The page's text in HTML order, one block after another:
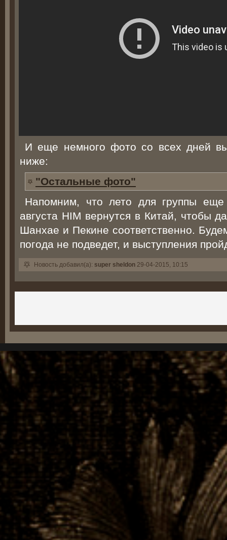
И еще немного фото со всех дней
ниже:
"Остальные фото"
Напомним, что лето для группы
августа HIM вернутся в Китай, чтобы
Шанхае и Пекине соответственно.
погода не подведет, и выступления
Новость добавил(а): super sheldon 29-04-2015, 10:15